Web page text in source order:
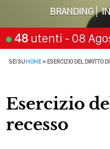
Quale Sarà Il
Adesso Con I
Perché Pubblicare
Perché Non Guadagni
BRANDING
48 utenti - 08
Il digitale non
SEI SUHOME»ESERCIZIO DEL DIRITTO
Esercizio
recesso